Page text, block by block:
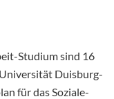
Studium sind 16
Duisburg-
für das Soziale-